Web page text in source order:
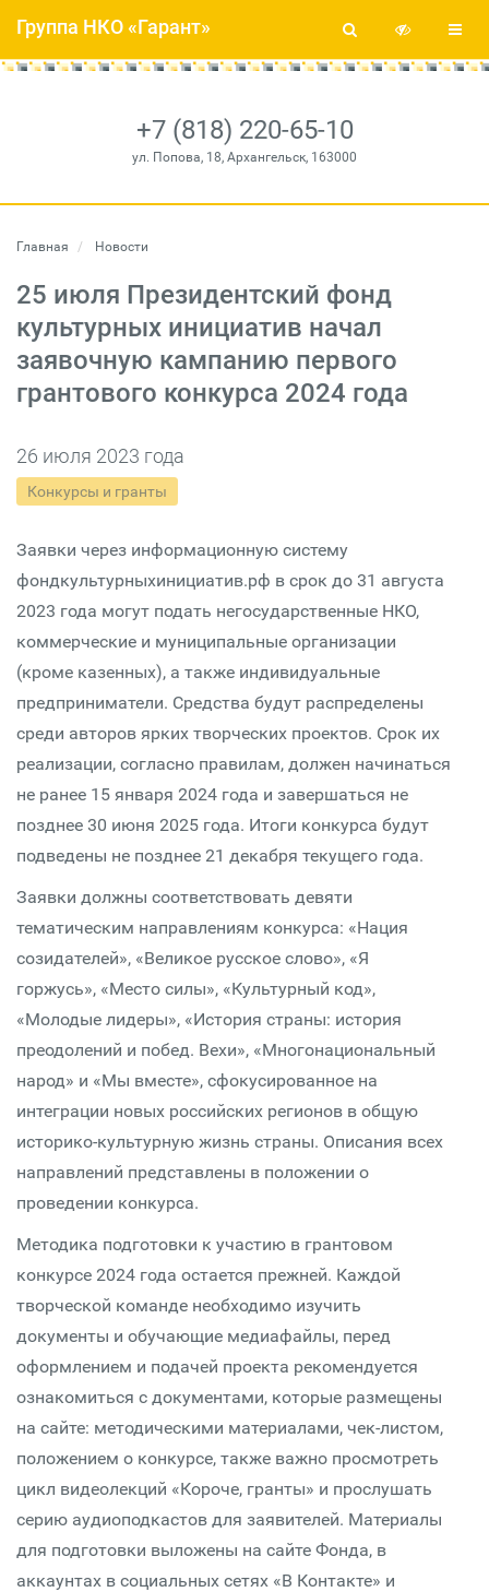
+7 (818) 220-65-10
ул. Попова, 18, Архангельск, 163000
Группа НКО «Гарант»
Главная Новости
25 июля Президентский фонд
культурных инициатив начал
заявочную кампанию первого
грантового конкурса 2024 года
26 июля 2023 года
Конкурсы и гранты
Заявки через информационную систему
фондкультурныхинициатив.рф в срок до 31 августа
2023 года могут подать негосударственные НКО,
коммерческие и муниципальные организации
(кроме казенных), а также индивидуальные
предприниматели. Средства будут распределены
среди авторов ярких творческих проектов. Срок их
реализации, согласно правилам, должен начинаться
не ранее 15 января 2024 года и завершаться не
позднее 30 июня 2025 года. Итоги конкурса будут
подведены не позднее 21 декабря текущего года.
Заявки должны соответствовать девяти
тематическим направлениям конкурса: «Нация
созидателей», «Великое русское слово», «Я
горжусь», «Место силы», «Культурный код»,
«Молодые лидеры», «История страны: история
преодолений и побед. Вехи», «Многонациональный
народ» и «Мы вместе», сфокусированное на
интеграции новых российских регионов в общую
историко-культурную жизнь страны. Описания всех
направлений представлены в положении о
проведении конкурса.
Методика подготовки к участию в грантовом
конкурсе 2024 года остается прежней. Каждой
творческой команде необходимо изучить
документы и обучающие медиафайлы, перед
оформлением и подачей проекта рекомендуется
ознакомиться с документами, которые размещены
на сайте: методическими материалами, чек-листом,
положением о конкурсе, также важно просмотреть
цикл видеолекций «Короче, гранты» и прослушать
серию аудиоподкастов для заявителей. Материалы
для подготовки выложены на сайте Фонда, в
аккаунтах в социальных сетях «В Контакте» и